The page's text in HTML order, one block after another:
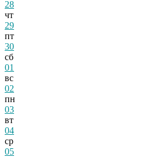
28
чт
29
пт
30
сб
01
вс
02
пн
03
вт
04
ср
05